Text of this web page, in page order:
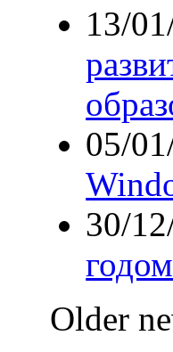
13/
05/
30/
Older